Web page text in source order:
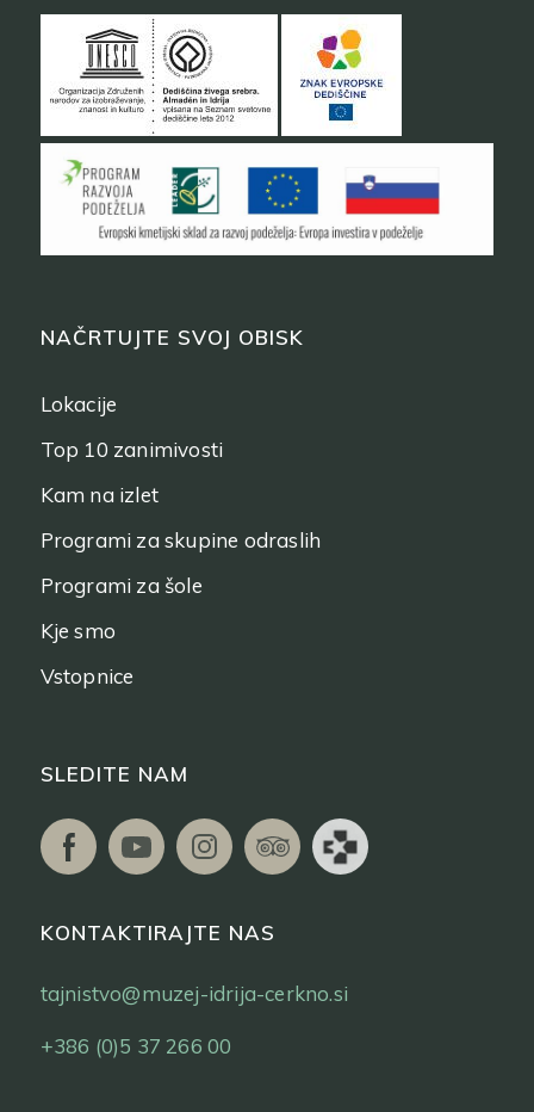
NAČRTUJTE SVOJ OBISK
Lokacije
Top 10 zanimivosti
Kam na izlet
Programi za skupine odraslih
Programi za šole
Kje smo
Vstopnice
SLEDITE NAM
KONTAKTIRAJTE NAS
tajnistvo@muzej-idrija-cerkno.si
+386 (0)5 37 266 00